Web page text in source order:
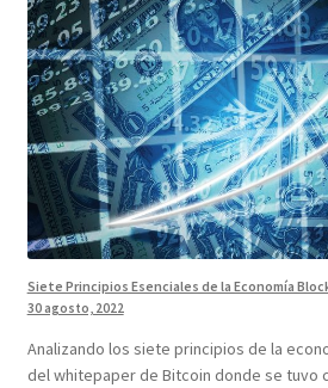
Siete Principios Esenciales de la Economía
30 agosto, 2022
Analizando los siete principios de la
del whitepaper de Bitcoin donde se tuvo